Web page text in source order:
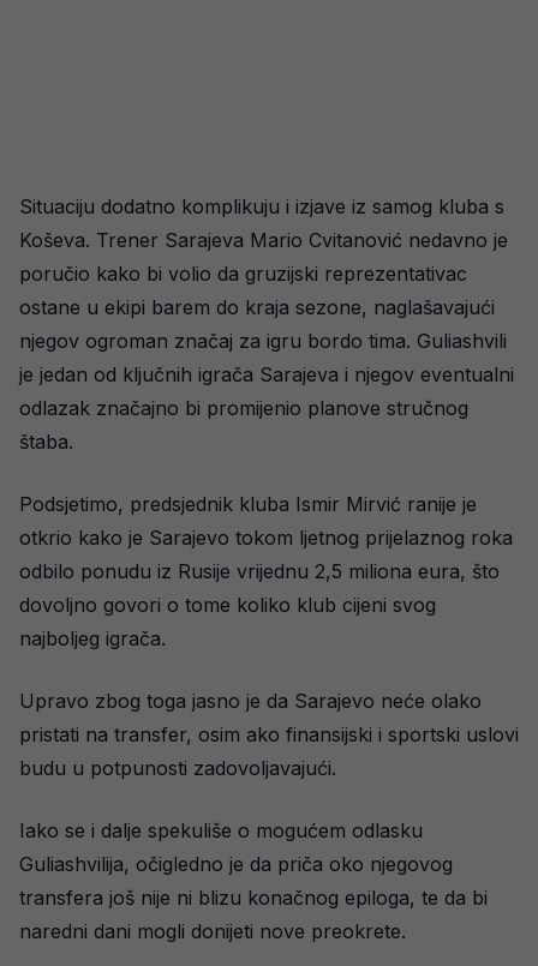
Situaciju dodatno komplikuju i izjave iz samog kluba s
Koševa. Trener Sarajeva Mario Cvitanović nedavno je
poručio kako bi volio da gruzijski reprezentativac
ostane u ekipi barem do kraja sezone, naglašavajući
njegov ogroman značaj za igru bordo tima. Guliashvili
je jedan od ključnih igrača Sarajeva i njegov eventualni
odlazak značajno bi promijenio planove stručnog
štaba.
Podsjetimo, predsjednik kluba Ismir Mirvić ranije je
otkrio kako je Sarajevo tokom ljetnog prijelaznog roka
odbilo ponudu iz Rusije vrijednu 2,5 miliona eura, što
dovoljno govori o tome koliko klub cijeni svog
najboljeg igrača.
Upravo zbog toga jasno je da Sarajevo neće olako
pristati na transfer, osim ako finansijski i sportski uslovi
budu u potpunosti zadovoljavajući.
Iako se i dalje spekuliše o mogućem odlasku
Guliashvilija, očigledno je da priča oko njegovog
transfera još nije ni blizu konačnog epiloga, te da bi
naredni dani mogli donijeti nove preokrete.